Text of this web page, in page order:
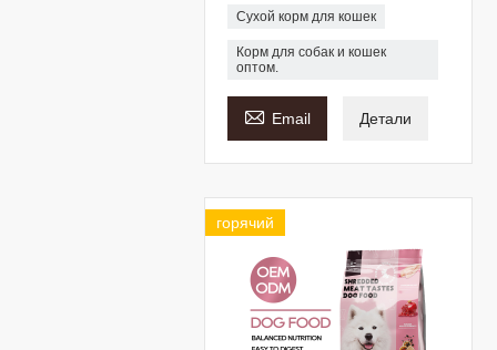
Сухой корм для кошек
Корм для собак и кошек
оптом.
 Email Детали
горячий